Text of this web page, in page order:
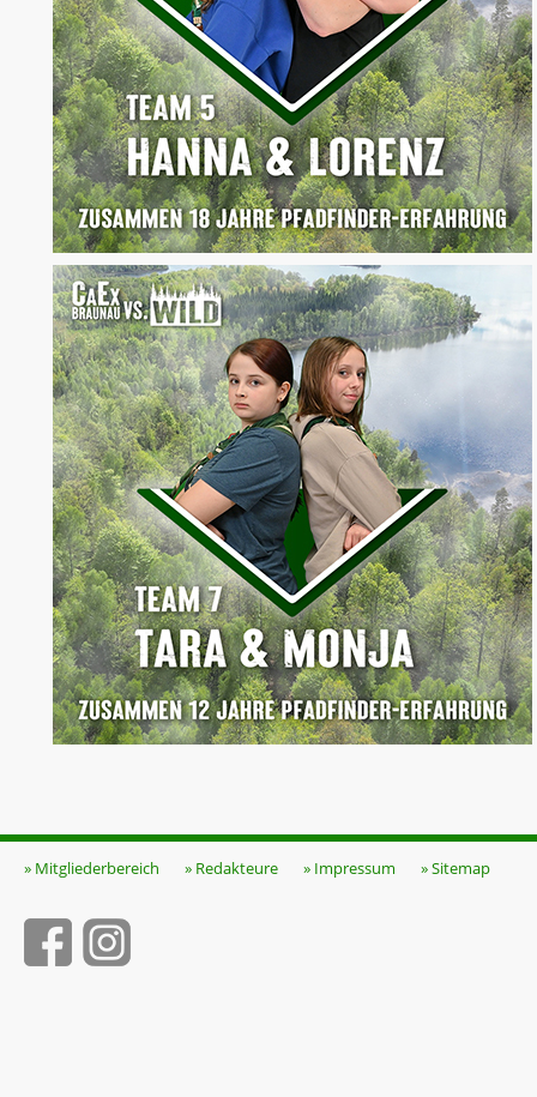
» Mitgliederbereich » Redakteure » Impressum » Sitemap